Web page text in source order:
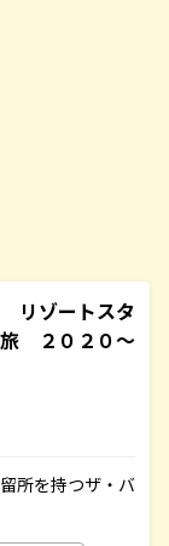
リゾートスタ
２０２０～
所を持つザ・バ